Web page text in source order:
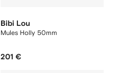
Bibi Lou
Mules Holly 50mm
201 €